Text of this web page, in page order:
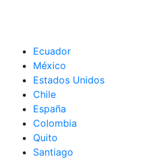
Ecuador
México
Estados Unidos
Chile
España
Colombia
Quito
Santiago